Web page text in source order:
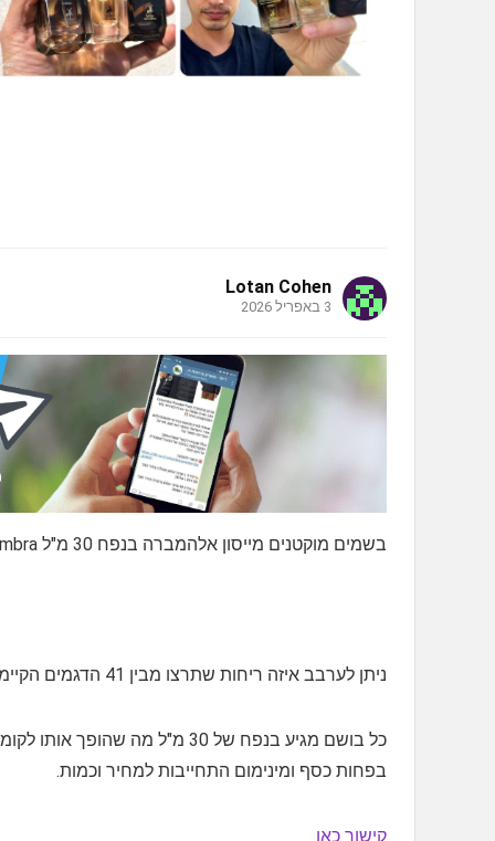
Lotan Cohen
3 באפריל 2026
בשמים מוקטנים מייסון אלהמברה בנפח 30 מ"ל Maison Alhambra
ניתן לערבב איזה ריחות שתרצו מבין 41 הדגמים הקיימים
כל בושם מגיע בנפח של 30 מ"ל
בפחות כסף ומינימום התחייבות למחיר וכמות.
קישור כאן